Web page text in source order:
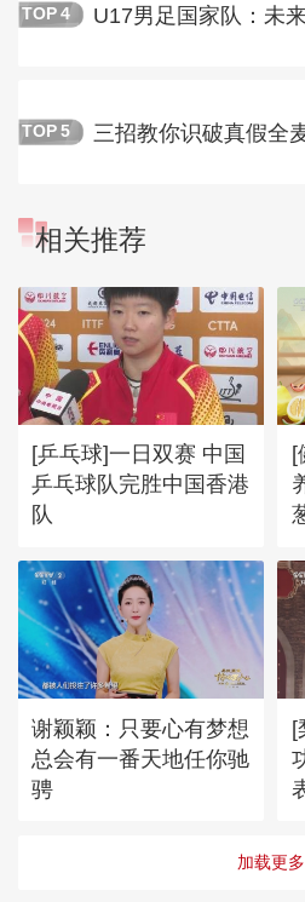
TOP 4 U17男足国家队：未
TOP 5 三招教你识破真假全
相关推荐
[乒乓球]一日双赛 中国
乒乓球队完胜中国香港
队
[
谢颖颖：只要心有梦想
总会有一番天地任你驰
骋
[
加载更多